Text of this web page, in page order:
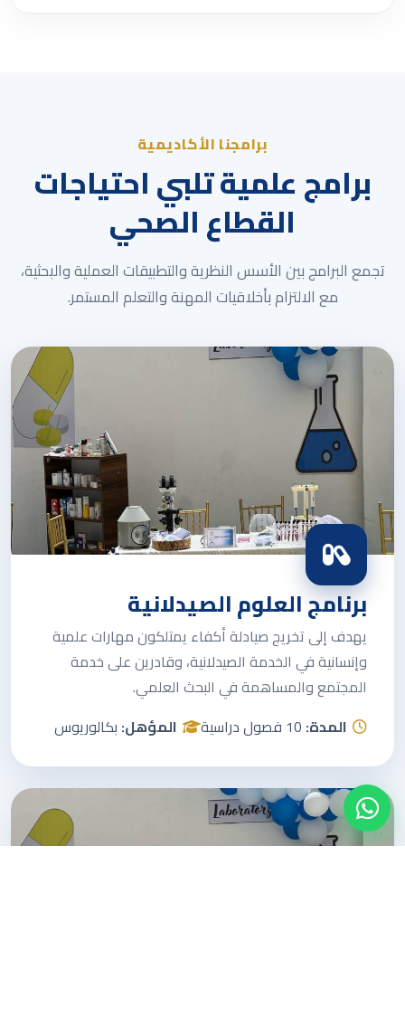
برامجنا الأكاديمية
برامج علمية تلبي احتياجات
القطاع الصحي
تجمع البرامج بين الأسس النظرية والتطبيقات العملية والبحثية،
مع الالتزام بأخلاقيات المهنة والتعلم المستمر.
برنامج العلوم الصيدلانية
يهدف إلى تخريج صيادلة أكفاء يمتلكون مهارات علمية
وإنسانية في الخدمة الصيدلانية، وقادرين على خدمة
المجتمع والمساهمة في البحث العلمي.
المدة:10 فصول دراسية المؤهل:بكالوريوس